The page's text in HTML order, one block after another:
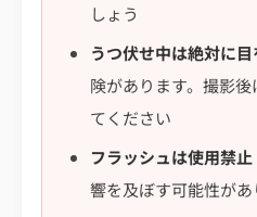
しょう
うつ伏せ中は絶対に
険があります。撮影
てください
フラッシュは使用禁止
響を及ぼす可能性があ